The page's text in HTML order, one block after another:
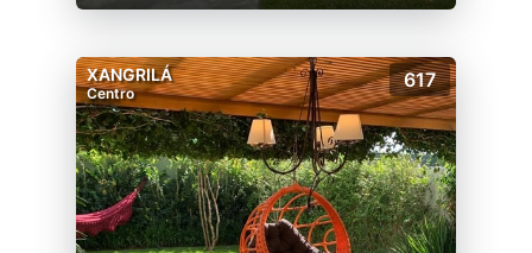
XANGRILÁ
Centro
617